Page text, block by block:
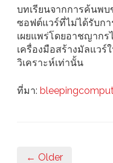
บทเรียนจากการค้นพบ
ซอฟต์แวร์ที่ไม่ได้รับก
เผยแพร่โดยอาชญากร
เครื่องมือสร้างมัลแว
วิเคราะห์เท่านั้น
ที่มา:
← Older